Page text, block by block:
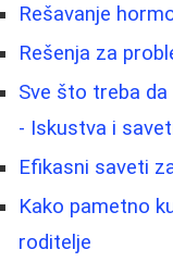
Rešavanje
Rešenja za
Sve što treba
- Iskustva i
Efikasni saveti
Kako pametno
roditelje